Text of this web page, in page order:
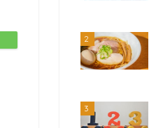
2
3